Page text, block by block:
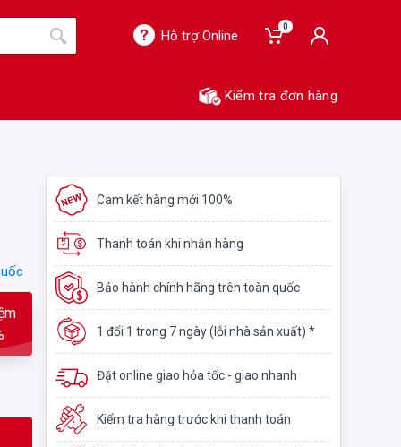
Hỗ trợ Online
0
Kiểm tra đơn hàng
Cam kết hàng mới 100%
Thanh toán khi nhận hàng
Bảo hành chính hãng trên toàn quốc
1 đổi 1 trong 7 ngày (lỗi nhà sản xuất) *
Đặt online giao hỏa tốc - giao nhanh
Kiểm tra hàng trước khi thanh toán